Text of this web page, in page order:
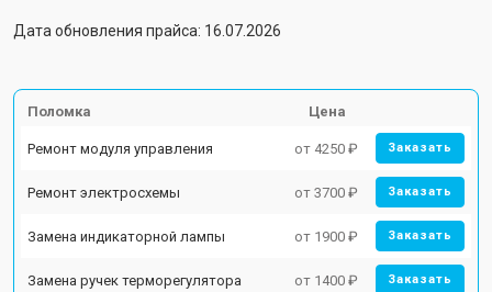
Дата обновления прайса: 16.07.2026
Поломка Цена
Ремонт модуля управления от 4250 ₽ Заказать
Ремонт электросхемы от 3700 ₽ Заказать
Замена индикаторной лампы от 1900 ₽ Заказать
Замена ручек терморегулятора от 1400 ₽ Заказать